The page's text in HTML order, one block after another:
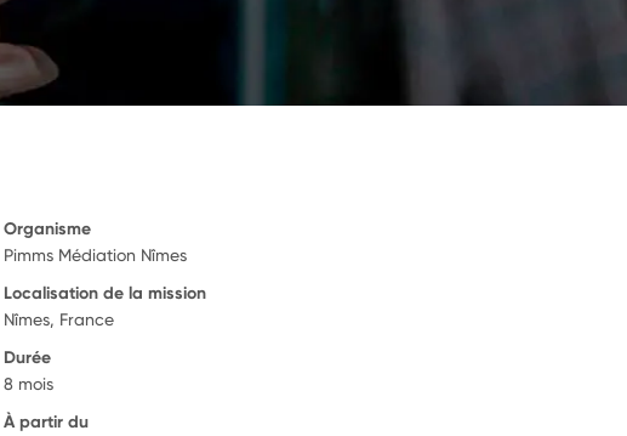
Organisme
Pimms Médiation Nîmes
Localisation de la mission
Nîmes, France
Durée
8 mois
À partir du